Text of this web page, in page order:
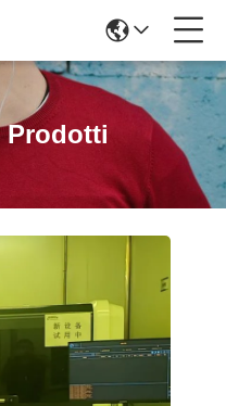
Prodotti